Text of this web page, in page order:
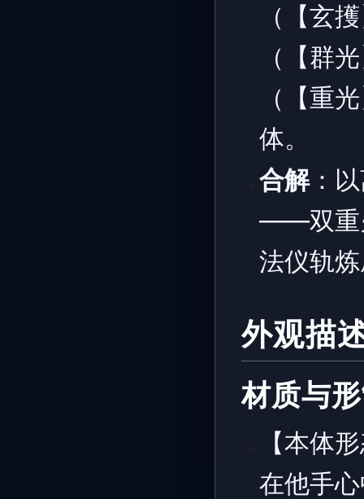
（【玄
（【群
（【重
体。
合解：
——双重
法仪轨
外观描
材质与
【本体
在他手